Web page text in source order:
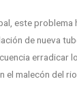
este problema
de nueva
erradicar
el malecón del